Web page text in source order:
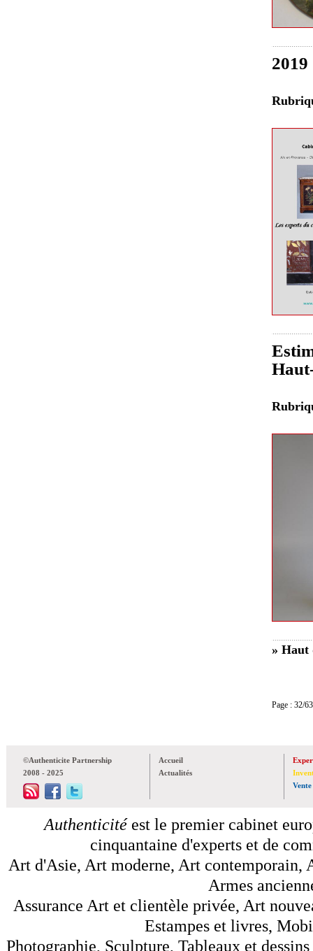
2019
» Haut
Page :
©Authenticite Partnership
2008 - 2025
Accueil
Actualités
Vente
Authenticitéest le premier cabinet
cinquantaine d'experts et de
Art d'Asie, Art moderne, Art contemporain,
Armes
Assurance Art et clientèle privée, Art
Estampes et livres,
Photographie, Sculpture, Tableaux et